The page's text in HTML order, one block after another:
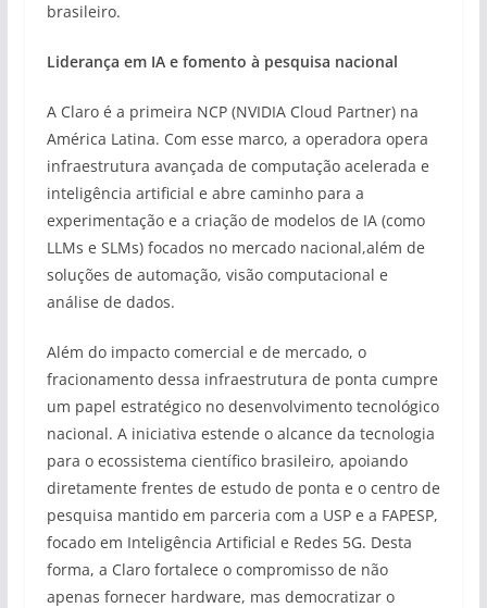
brasileiro.
Liderança em IA e fomento à pesquisa nacional
A Claro é a primeira NCP (NVIDIA Cloud Partner) na
América Latina. Com esse marco, a operadora opera
infraestrutura avançada de computação acelerada e
inteligência artificial e abre caminho para a
experimentação e a criação de modelos de IA (como
LLMs e SLMs) focados no mercado nacional,além de
soluções de automação, visão computacional e
análise de dados.
Além do impacto comercial e de mercado, o
fracionamento dessa infraestrutura de ponta cumpre
um papel estratégico no desenvolvimento tecnológico
nacional. A iniciativa estende o alcance da tecnologia
para o ecossistema científico brasileiro, apoiando
diretamente frentes de estudo de ponta e o centro de
pesquisa mantido em parceria com a USP e a FAPESP,
focado em Inteligência Artificial e Redes 5G. Desta
forma, a Claro fortalece o compromisso de não
apenas fornecer hardware, mas democratizar o